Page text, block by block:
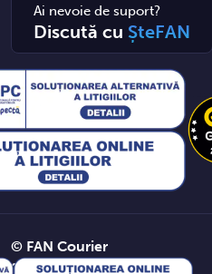
Ai nevoie de suport?
Discută cu ȘteFAN
© FAN Courier
2026. Toate